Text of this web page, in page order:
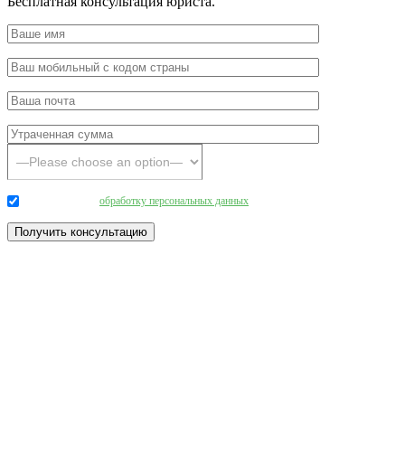
обработку персональных данных